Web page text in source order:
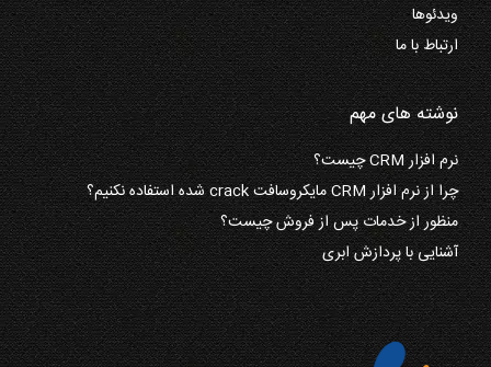
ویدئوها
ارتباط با ما
نوشته های مهم
نرم افزار CRM چیست؟
چرا از نرم افزار CRM مایکروسافت crack شده استفاده نکنیم؟
منظور از خدمات پس از فروش چیست؟
آشنایی با پردازش ابری